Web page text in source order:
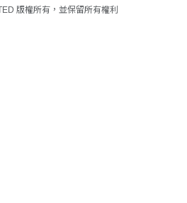
版權所有，並保留所有權利